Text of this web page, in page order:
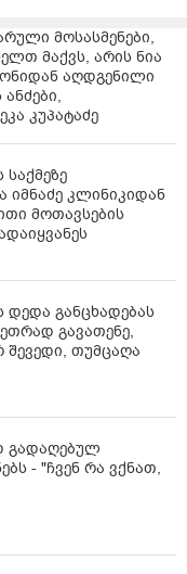
მოსასმენები,
მაქვს, არის ნია
აღდგენილი
კუპატაძე
საქმეზე
იმნაძე კლინიკიდან
მოთავსების
დედა განცხადებას
გავათენე,
შევედი, თუმცაღა
გადაღებულ
- "ჩვენ რა ვქნათ,